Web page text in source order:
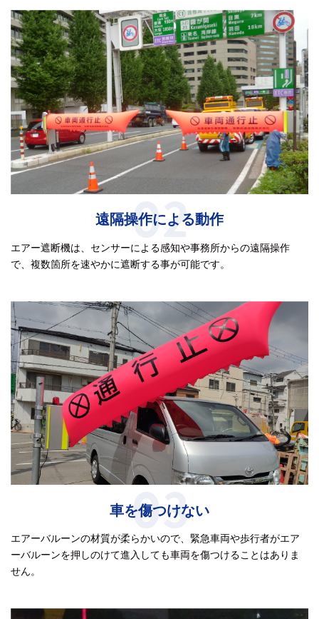
02
遠隔操作による動作
エアー遮断機は、センサーによる感知や事務所からの遠隔操作
で、複数箇所を速やかに遮断する事が可能です。
03
車を傷つけない
エアーバルーンの材質が柔らかいので、緊急車両や歩行者がエア
ーバルーンを押しのけて進入しても車両を傷つけることはありま
せん。